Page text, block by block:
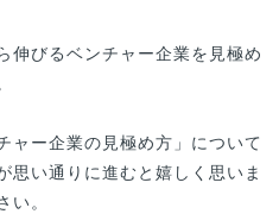
伸びるベンチャー企業を見極め
ャー企業の見極め方」について
思い通りに進むと嬉しく思いま
い。